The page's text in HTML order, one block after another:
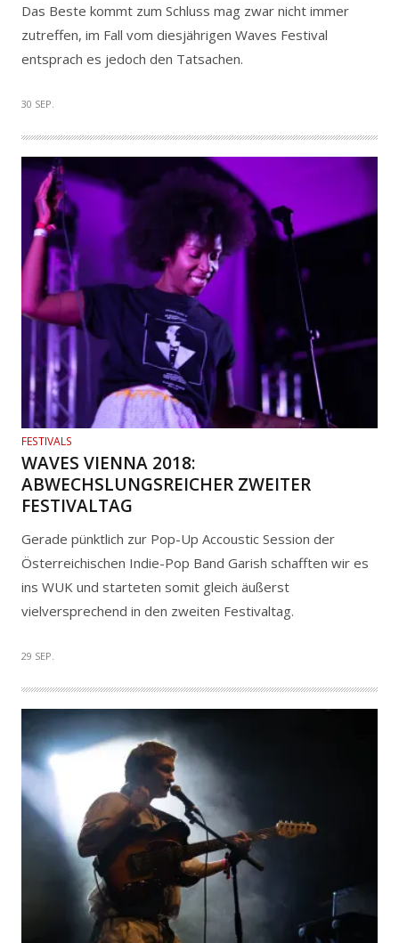
Das Beste kommt zum Schluss mag zwar nicht immer
zutreffen, im Fall vom diesjährigen Waves Festival
entsprach es jedoch den Tatsachen.
30 SEP.
FESTIVALS
WAVES VIENNA 2018:
ABWECHSLUNGSREICHER ZWEITER
FESTIVALTAG
Gerade pünktlich zur Pop-Up Accoustic Session der
Österreichischen Indie-Pop Band Garish schafften wir es
ins WUK und starteten somit gleich äußerst
vielversprechend in den zweiten Festivaltag.
29 SEP.